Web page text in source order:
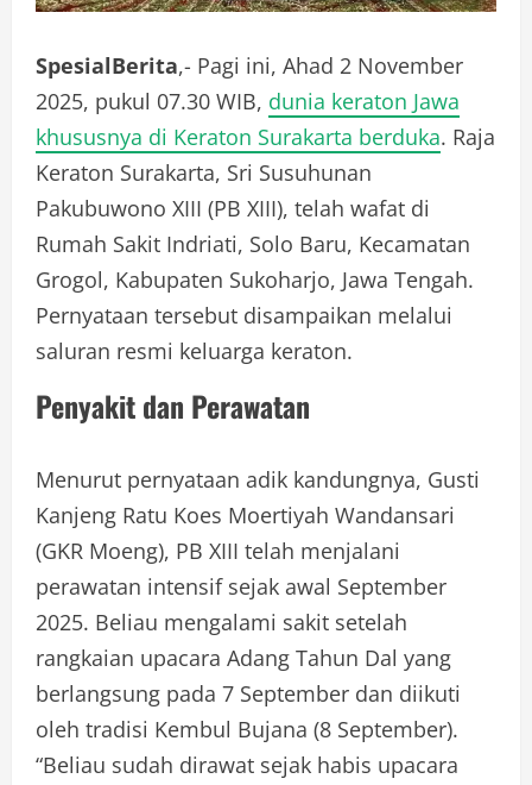
SpesialBerita,- Pagi ini, Ahad 2 November
2025, pukul 07.30 WIB, dunia keraton Jawa
khususnya di Keraton Surakarta berduka. Raja
Keraton Surakarta, Sri Susuhunan
Pakubuwono XIII (PB XIII), telah wafat di
Rumah Sakit Indriati, Solo Baru, Kecamatan
Grogol, Kabupaten Sukoharjo, Jawa Tengah.
Pernyataan tersebut disampaikan melalui
saluran resmi keluarga keraton.
Penyakit dan Perawatan
Menurut pernyataan adik kandungnya, Gusti
Kanjeng Ratu Koes Moertiyah Wandansari
(GKR Moeng), PB XIII telah menjalani
perawatan intensif sejak awal September
2025. Beliau mengalami sakit setelah
rangkaian upacara Adang Tahun Dal yang
berlangsung pada 7 September dan diikuti
oleh tradisi Kembul Bujana (8 September).
“Beliau sudah dirawat sejak habis upacara